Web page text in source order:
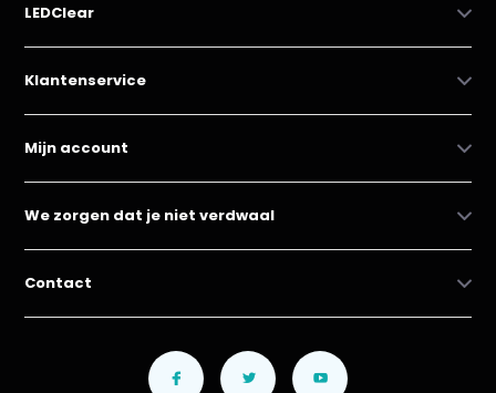
LEDClear
Klantenservice
Mijn account
We zorgen dat je niet verdwaal
Contact